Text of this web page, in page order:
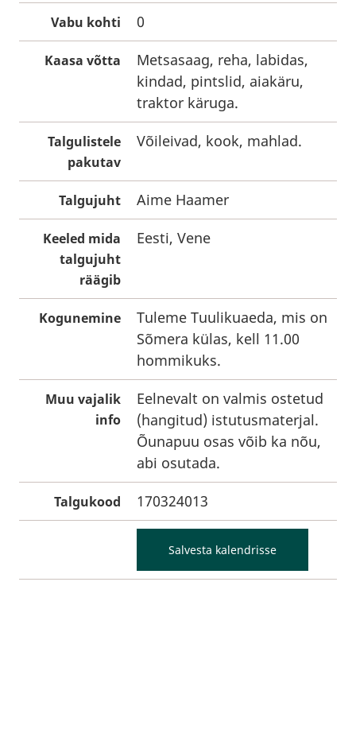
Vabu kohti 0
Kaasa võtta
Metsasaag, reha, labidas,
kindad, pintslid, aiakäru,
traktor käruga.
Talgulistele
pakutav
Võileivad, kook, mahlad.
Talgujuht Aime Haamer
Keeled mida
talgujuht
räägib
Eesti, Vene
Kogunemine
Tuleme Tuulikuaeda, mis on
Sõmera külas, kell 11.00
hommikuks.
Muu vajalik
info
Eelnevalt on valmis ostetud
(hangitud) istutusmaterjal.
Õunapuu osas võib ka nõu,
abi osutada.
Talgukood 170324013
Salvesta kalendrisse